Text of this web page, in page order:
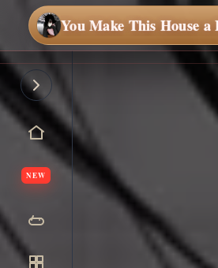
You Make This House a
NEW